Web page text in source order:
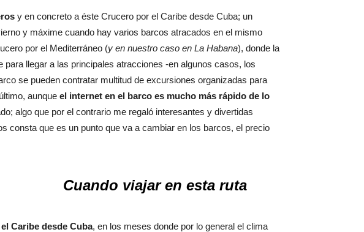
y en concreto a éste Crucero por el Caribe desde Cuba; un
y máxime cuando hay varios barcos atracados en el mismo
por el Mediterráneo (y en nuestro caso en La Habana), donde la
llegar a las principales atracciones -en algunos casos, los
se pueden contratar multitud de excursiones organizadas para
aunque el internet en el barco es mucho más rápido de lo
algo que por el contrario me regaló interesantes y divertidas
consta que es un punto que va a cambiar en los barcos, el precio
Cuando viajar en esta ruta
Caribe desde Cuba, en los meses donde por lo general el clima